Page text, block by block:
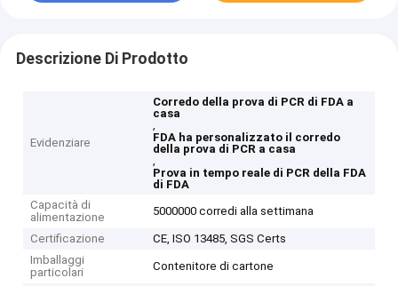
Descrizione Di Prodotto
Evidenziare
Corredo della prova di PCR di FDA a
casa
,
FDA ha personalizzato il corredo
della prova di PCR a casa
,
Prova in tempo reale di PCR della FDA
di FDA
Capacità di
alimentazione
5000000 corredi alla settimana
Certificazione
CE, ISO 13485, SGS Certs
Imballaggi
particolari
Contenitore di cartone